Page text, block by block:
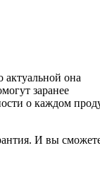
она
заранее
о каждом
И вы